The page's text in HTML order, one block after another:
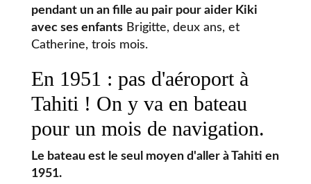
pendant un an fille au pair pour aider Kiki
avec ses enfantsBrigitte, deux ans, et
Catherine, trois mois.
En 1951 : pas d'aéroport à
Tahiti ! On y va en bateau
pour un mois de navigation.
Le bateau est le seul moyen d'aller à Tahiti en
1951.